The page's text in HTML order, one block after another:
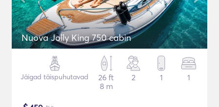
Nuova Jolly King 750 cabin
Jäigad täispuhutavad
26 ft
8 m
2 1 1